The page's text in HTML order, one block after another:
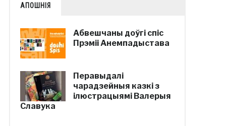
АПОШНІЯ
Абвешчаны доўгі спіс
Прэміі Анемпадыстава
Перавыдалі
чарадзейныя казкі з
ілюстрацыямі Валерыя
Славука